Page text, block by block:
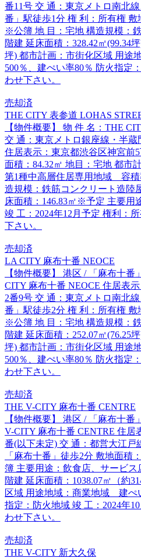
番11号 交 通：東京メトロ南北
番」駅徒歩1分 権 利：所有権 敷
※公簿 地 目：宅地 構造規模：
階建 延床面積：328.42㎡(99.34
坪) 都市計画：市街化区域 用
500％、建ぺい率80％ 防火指定
わせ下さい。
売却済
THE CITY 表参道 LOHAS
【物件概要】 物 件 名：THE
交 通：東京メトロ銀座線・半
住居表示：東京都渋谷区神宮前
面積：84.32㎡ 地目：宅地 都市
第1種中高層住居専用地域 容積
造規模：鉄筋コンクリート造陸
床面積：146.83㎡※予定 主要用
竣 工：2024年12月予定 権利：
下さい。
売却済
LA CITY 麻布十番 NEOCE
【物件概要】 港区 / 「麻布十
CITY 麻布十番 NEOCE 住居表
2番9号 交 通：東京メトロ南北
番」駅徒歩2分 権 利：所有権 敷
※公簿 地 目：宅地 構造規模：
階建 延床面積：252.07㎡(76.25
坪) 都市計画：市街化区域 用
500％、建ぺい率80％ 防火指定
わせ下さい。
売却済
THE V-CITY 麻布十番 CENTRE
【物件概要】 港区 / 「麻布十
V-CITY 麻布十番 CENTRE 住居
番(以下未定) 交 通：都営大江
「麻布十番」徒歩2分 敷地面積
簿 主要用途：飲食店、サービ
階建 延床面積：1038.07㎡（約
区域 用途地域：商業地域 建ぺ
指定：防火地域 竣 工：2024年
わせ下さい。
売却済
THE V-CITY 新大久保